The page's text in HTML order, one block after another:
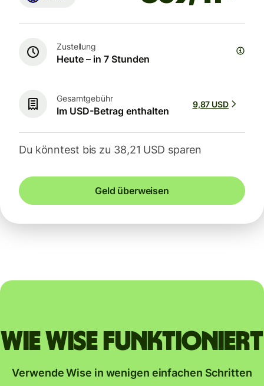
Zustellung
Heute – in 7 Stunden
Gesamtgebühr
Im USD-Betrag enthalten
9,87 USD
Du könntest bis zu 38,21 USD sparen
Geld überweisen
Wie Wise funktioniert
Verwende Wise in wenigen einfachen Schritten